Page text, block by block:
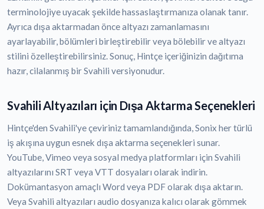
terminolojiye uyacak şekilde hassaslaştırmanıza olanak tanır.
Ayrıca dışa aktarmadan önce altyazı zamanlamasını
ayarlayabilir, bölümleri birleştirebilir veya bölebilir ve altyazı
stilini özelleştirebilirsiniz. Sonuç, Hintçe içeriğinizin dağıtıma
hazır, cilalanmış bir Svahili versiyonudur.
Svahili Altyazıları için Dışa Aktarma Seçenekleri
Hintçe'den Svahili'ye çeviriniz tamamlandığında, Sonix her türlü
iş akışına uygun esnek dışa aktarma seçenekleri sunar.
YouTube, Vimeo veya sosyal medya platformları için Svahili
altyazılarını SRT veya VTT dosyaları olarak indirin.
Dokümantasyon amaçlı Word veya PDF olarak dışa aktarın.
Veya Svahili altyazıları audio dosyanıza kalıcı olarak gömmek